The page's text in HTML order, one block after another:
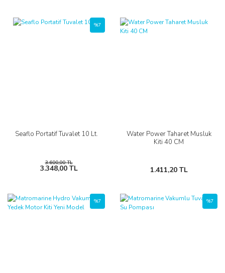
Seaflo Portatif Tuvalet 10 Lt.
%7
3.600,00 TL
3.348,00 TL
Water Power Taharet Musluk
Kiti 40 CM
1.411,20 TL
%7 %7